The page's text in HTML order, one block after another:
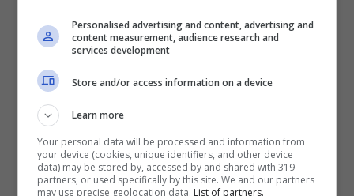
fa, la decisione della Procura di Milano è
arrivata: l’influencer e l’amministratore
delegato di Balocco,
sono entrambe
la redazione diRai News, non hanno
ricevuto alcunavviso di garanzia
Personalised advertising and content, advertising and
content measurement, audience research and
services development
Store and/or access information on a device
Learn more
Your personal data will be processed and information from
your device (cookies, unique identifiers, and other device
data) may be stored by, accessed by and shared with 319
partners, or used specifically by this site. We and our partners
may use precise geolocation data. List of partners.